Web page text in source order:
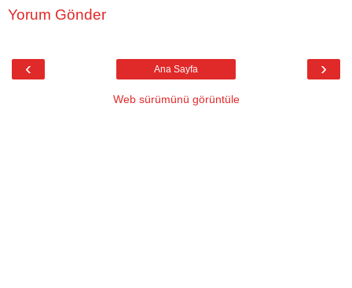
Yorum Gönder
‹ ›
Ana Sayfa
Web sürümünü görüntüle